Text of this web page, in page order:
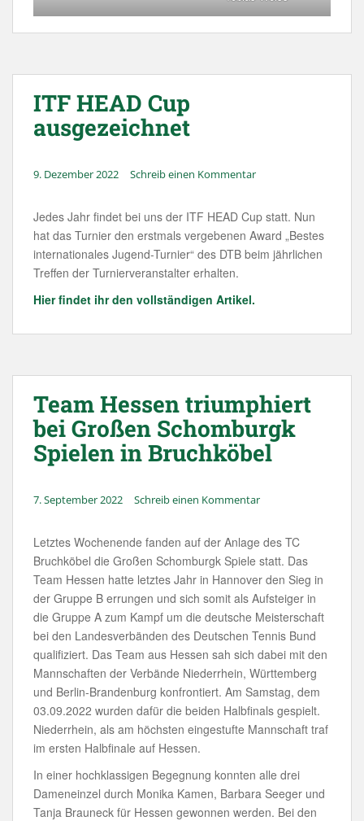
ITF HEAD Cup
ausgezeichnet
9. Dezember 2022 Schreib einen Kommentar
Jedes Jahr findet bei uns der ITF HEAD Cup statt. Nun
hat das Turnier den erstmals vergebenen Award „Bestes
internationales Jugend-Turnier“ des DTB beim jährlichen
Treffen der Turnierveranstalter erhalten.
Hier findet ihr den vollständigen Artikel.
Team Hessen triumphiert
bei Großen Schomburgk
Spielen in Bruchköbel
7. September 2022 Schreib einen Kommentar
Letztes Wochenende fanden auf der Anlage des TC
Bruchköbel die Großen Schomburgk Spiele statt. Das
Team Hessen hatte letztes Jahr in Hannover den Sieg in
der Gruppe B errungen und sich somit als Aufsteiger in
die Gruppe A zum Kampf um die deutsche Meisterschaft
bei den Landesverbänden des Deutschen Tennis Bund
qualifiziert. Das Team aus Hessen sah sich dabei mit den
Mannschaften der Verbände Niederrhein, Württemberg
und Berlin-Brandenburg konfrontiert. Am Samstag, dem
03.09.2022 wurden dafür die beiden Halbfinals gespielt.
Niederrhein, als am höchsten eingestufte Mannschaft traf
im ersten Halbfinale auf Hessen.
In einer hochklassigen Begegnung konnten alle drei
Dameneinzel durch Monika Kamen, Barbara Seeger und
Tanja Brauneck für Hessen gewonnen werden. Bei den